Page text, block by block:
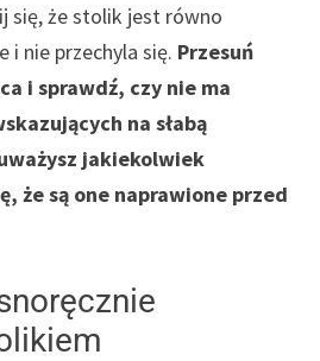
się, że stolik jest równo
i nie przechyla się. Przesuń
i sprawdź, czy nie ma
na słabą
jakiekolwiek
że są one naprawione przed